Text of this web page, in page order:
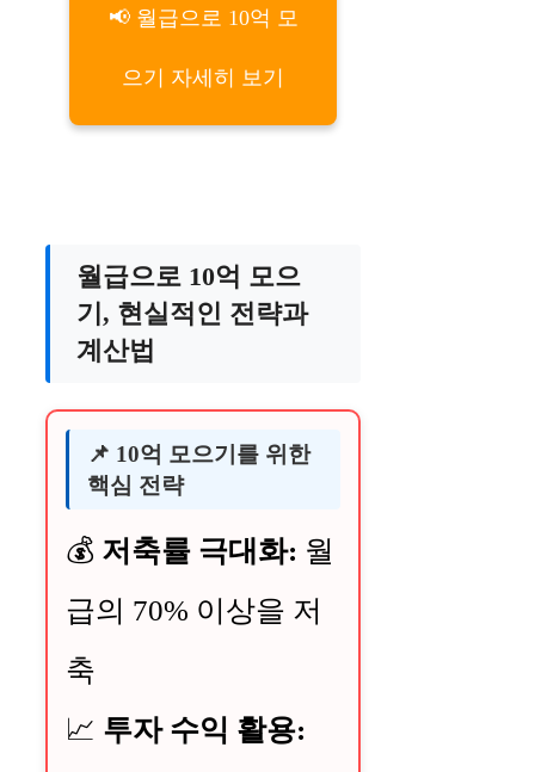
📢 월급으로 10억 모
으기 자세히 보기
월급으로 10억 모으
기, 현실적인 전략과
계산법
📌 10억 모으기를 위한
핵심 전략
💰 저축률 극대화: 월
급의 70% 이상을 저
축
📈 투자 수익 활용: